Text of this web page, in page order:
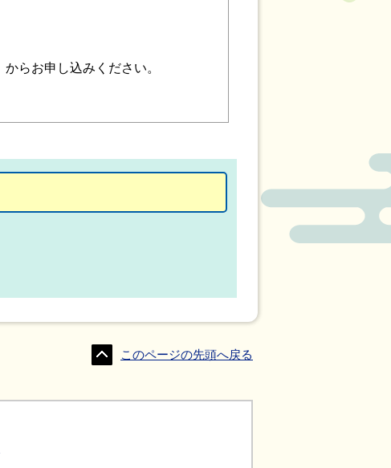
からお申し込みください。
このページの先頭へ戻る